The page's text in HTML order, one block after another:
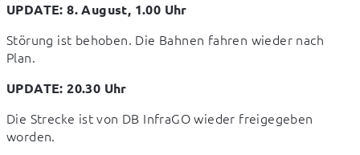
UPDATE: 8. August, 1.00 Uhr
Störung ist behoben. Die Bahnen fahren wieder nach
Plan.
UPDATE: 20.30 Uhr
Die Strecke ist von DB InfraGO wieder freigegeben
worden.